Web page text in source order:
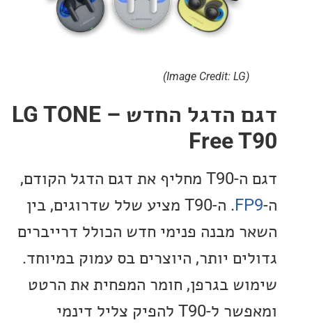
דגם הדגל החדש – LG TONE
Free
דגם ה-T90 מחליף את דגם הדגל הקודם,
. ה-T90 מציע שלל שדרוגים, בין
מבנה פנימי חדש הכולל דרייברים
יותר, היוצרים בס עמוק במיוחד.
בגרפן, חומר המפחית את הרטט
ומאפשר ל-T90 להפיק צליל דינמי